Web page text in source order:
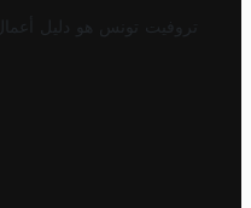
تروفيت تونس هو دليل